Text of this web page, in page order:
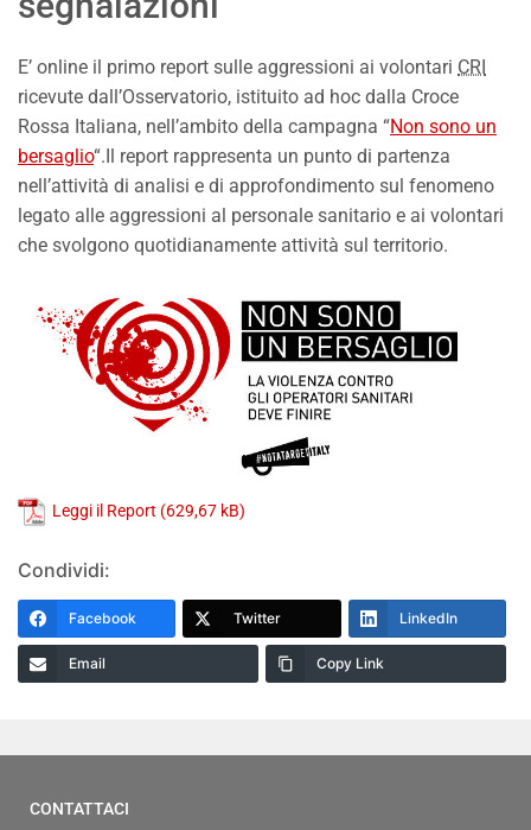
E’ online il primo report sulle aggressioni ai volontari CRI
ricevute dall’Osservatorio, istituito ad hoc dalla Croce
Rossa Italiana, nell’ambito della campagna “Non sono un
bersaglio“.Il report rappresenta un punto di partenza
nell’attività di analisi e di approfondimento sul fenomeno
legato alle aggressioni al personale sanitario e ai volontari
che svolgono quotidianamente attività sul territorio.
Leggi il Report
Condividi:
Facebook Twitter LinkedIn
Email Copy Link
CONTATTACI